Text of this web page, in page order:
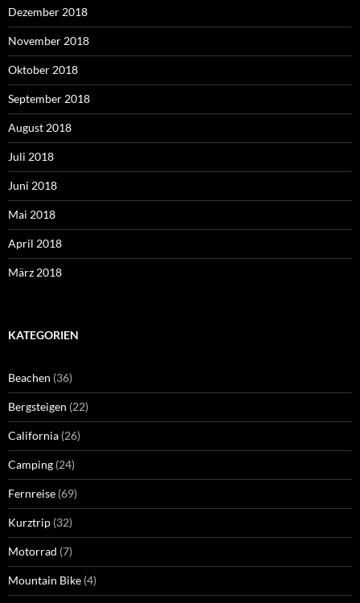
Dezember 2018
November 2018
Oktober 2018
September 2018
August 2018
Juli 2018
Juni 2018
Mai 2018
April 2018
März 2018
KATEGORIEN
Beachen (36)
Bergsteigen (22)
California (26)
Camping (24)
Fernreise (69)
Kurztrip (32)
Motorrad (7)
Mountain Bike (4)